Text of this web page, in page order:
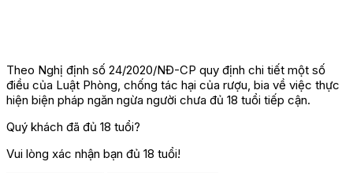
Theo Nghị định số 24/2020/NĐ-CP quy định chi tiết một số
điều của Luật Phòng, chống tác hại của rượu, bia về việc thực
hiện biện pháp ngăn ngừa người chưa đủ 18 tuổi tiếp cận.
Quý khách đã đủ 18 tuổi?
Vui lòng xác nhận bạn đủ 18 tuổi!